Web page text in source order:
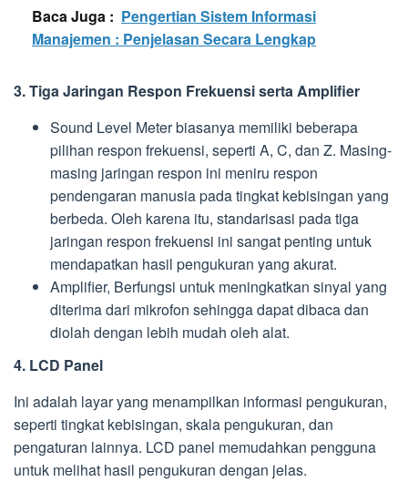
Baca Juga : Pengertian Sistem Informasi
Manajemen : Penjelasan Secara Lengkap
3. Tiga Jaringan Respon Frekuensi serta Amplifier
Sound Level Meter biasanya memiliki beberapa
pilihan respon frekuensi, seperti A, C, dan Z. Masing-
masing jaringan respon ini meniru respon
pendengaran manusia pada tingkat kebisingan yang
berbeda. Oleh karena itu, standarisasi pada tiga
jaringan respon frekuensi ini sangat penting untuk
mendapatkan hasil pengukuran yang akurat.
Amplifier, Berfungsi untuk meningkatkan sinyal yang
diterima dari mikrofon sehingga dapat dibaca dan
diolah dengan lebih mudah oleh alat.
4. LCD Panel
Ini adalah layar yang menampilkan informasi pengukuran,
seperti tingkat kebisingan, skala pengukuran, dan
pengaturan lainnya. LCD panel memudahkan pengguna
untuk melihat hasil pengukuran dengan jelas.